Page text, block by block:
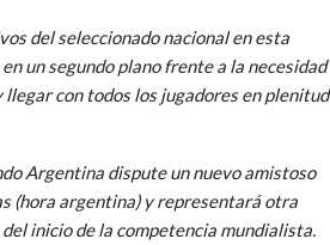
del seleccionado nacional en esta
un segundo plano frente a la necesidad
con todos los jugadores en plenitud
Argentina dispute un nuevo amistoso
(hora argentina) y representará otra
inicio de la competencia mundialista.